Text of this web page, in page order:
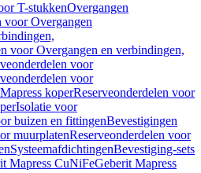
T-stukkenOvergangen
voor Overgangen
voor Overgangen en verbindingen,
voor
voor
koperReserveonderdelen voor
Isolatie voor
buizen en fittingenBevestigingen
muurplatenReserveonderdelen voor
SysteemafdichtingenBevestiging-sets
Mapress CuNiFeGeberit Mapress